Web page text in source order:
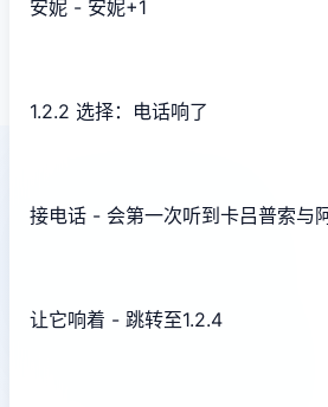
安妮 - 安妮+1
1.2.2 选择：电话响了
接电话 - 会第一次听到卡吕普索与
让它响着 - 跳转至1.2.4